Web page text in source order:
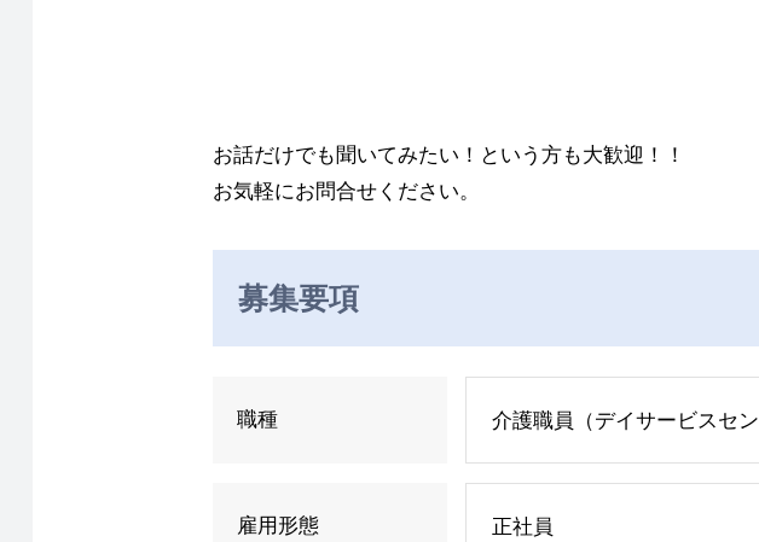
お話だけでも聞いてみたい！という方も大歓迎！！
お気軽にお問合せください。
募集要項
職種 介護職員（デイサービスセン
雇用形態 正社員